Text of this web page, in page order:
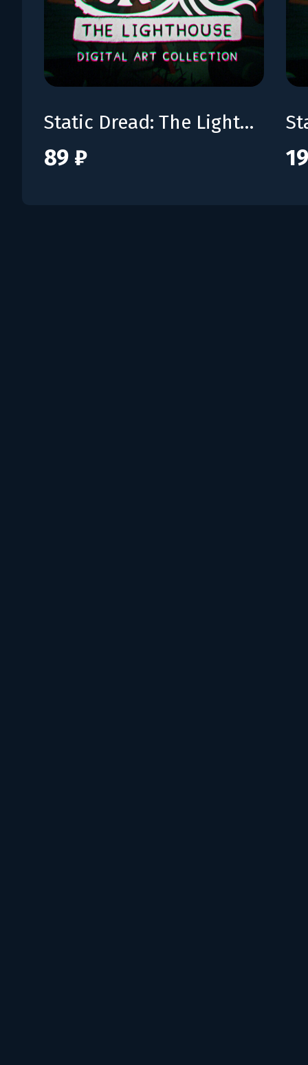
Static Dread: The Lighthouse - Digital Art Collection
89 ₽